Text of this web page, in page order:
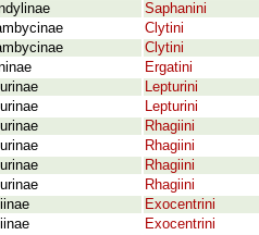
Saphanini
Clytini
Clytini
Ergatini
Lepturini
Lepturini
Rhagiini
Rhagiini
Rhagiini
Rhagiini
Exocentrini
Exocentrini